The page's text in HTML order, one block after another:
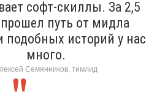
софт-скиллы. За 2,5
прошел путь от мидла
подобных историй у нас
много.
Семянников, тимлид